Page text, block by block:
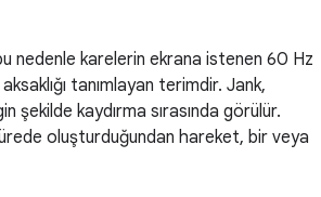
nedenle karelerin ekrana istenen 60 Hz
tanımlayan terimdir. Jank,
şekilde kaydırma sırasında görülür.
oluşturduğundan hareket, bir veya